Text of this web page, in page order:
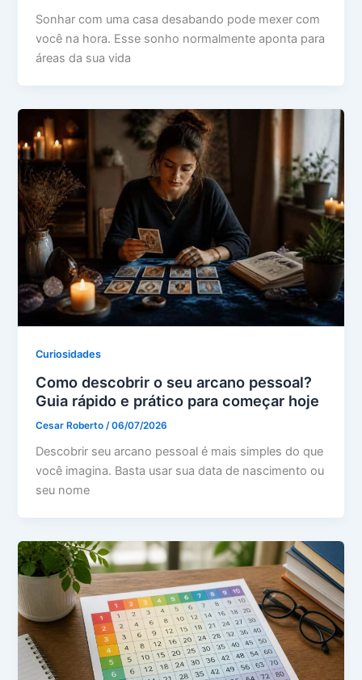
Sonhar com uma casa desabando pode mexer com
você na hora. Esse sonho normalmente aponta para
áreas da sua vida
Curiosidades
Como descobrir o seu arcano pessoal?
Guia rápido e prático para começar hoje
Cesar Roberto /06/07/2026
Descobrir seu arcano pessoal é mais simples do que
você imagina. Basta usar sua data de nascimento ou
seu nome